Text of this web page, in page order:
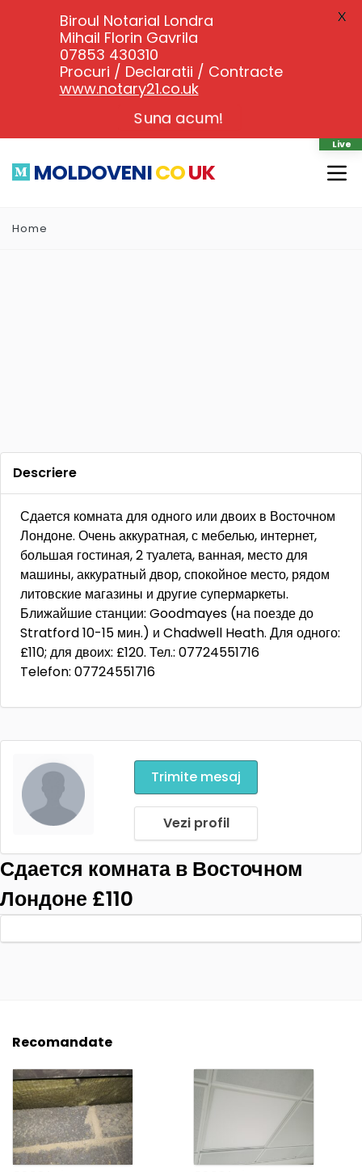
MOLDOVENICOUK
Home
Descriere
Сдается комната для одного или двоих в Восточном
Лондоне. Очень аккуратная, с мебелью, интернет,
большая гостиная, 2 туалета, ванная, место для
машины, аккуратный двор, спокойное место, рядом
литовские магазины и другие супермаркеты.
Ближайшие станции: Goodmayes (на поезде до
Stratford 10-15 мин.) и Chadwell Heath. Для одного:
£110; для двоих: £120. Тел.: 07724551716
Telefon: 07724551716
Trimite mesaj
Vezi profil
Сдается комната в Восточном
Лондоне £110
Recomandate
Live
Biroul Notarial Londra
Mihail Florin Gavrila
07853 430310
Procuri / Declaratii / Contracte
www.notary21.co.uk
Suna acum!
X